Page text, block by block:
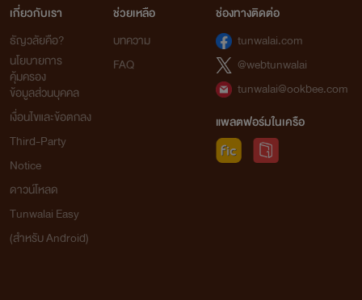
เกี่ยวกับเรา
ธัญวลัยคือ?
นโยบายการ
คุ้มครอง
ข้อมูลส่วนบุคคล
เงื่อนไขและข้อตกลง
Third-Party
Notice
ดาวน์โหลด
Tunwalai Easy
(สำหรับ Android)
ช่วยเหลือ
บทความ
FAQ
ช่องทางติดต่อ
tunwalai.com
@webtunwalai
tunwalai@ookbee.com
แพลตฟอร์มในเครือ